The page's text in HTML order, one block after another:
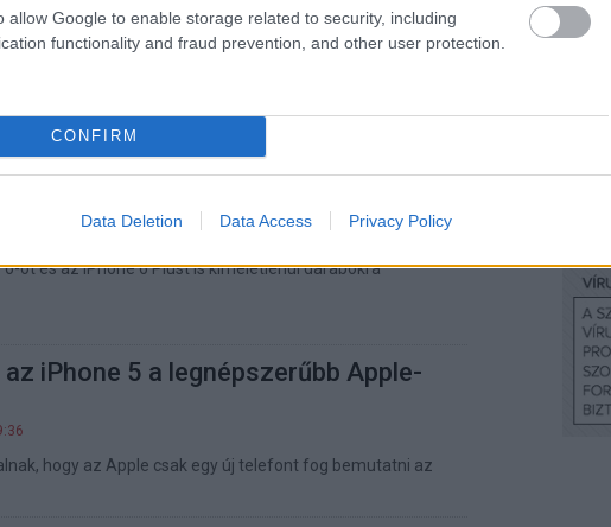
allow Google to enable storage related to security, including
functionality and fraud prevention, and other user protection.
CONFIRM
Data Deletion Data Access Privacy Policy
az iPhone 5S ára
az új iPhone-okat
6-ot és az iPhone 6 Plust is kíméletlenül darabokra
iPhone 5 a legnépszerűbb Apple-
hogy az Apple csak egy új telefont fog bemutatni az